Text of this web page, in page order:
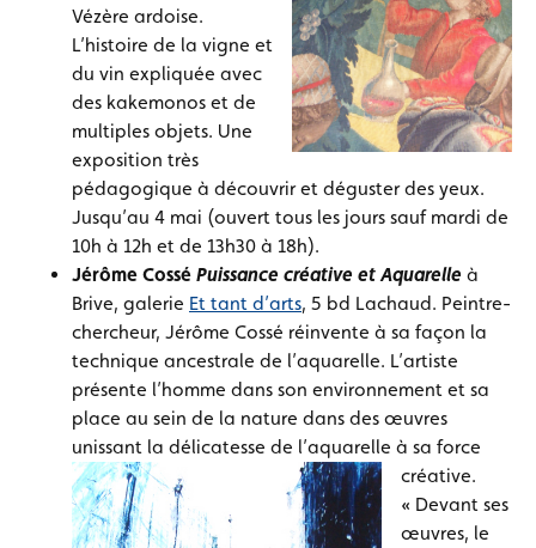
Vézère ardoise.
L’histoire de la vigne et
du vin expliquée avec
des kakemonos et de
multiples objets. Une
exposition très
pédagogique à découvrir et déguster des yeux.
Jusqu’au 4 mai (ouvert tous les jours sauf mardi de
10h à 12h et de 13h30 à 18h).
Jérôme Cossé Puissance créative et Aquarelle à
Brive, galerie Et tant d’arts, 5 bd Lachaud. Peintre-
chercheur, Jérôme Cossé réinvente à sa façon la
technique ancestrale de l’aquarelle. L’artiste
présente l’homme dans son environnement et sa
place au sein de la nature dans des œuvres
unissant la délicatesse de l’aquarelle à sa force
créative.
« Devant ses
œuvres, le